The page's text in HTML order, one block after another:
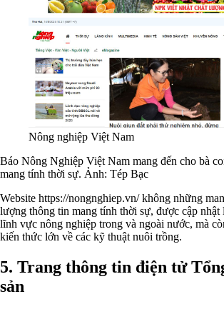
Nông nghiệp Việt Nam
Báo Nông Nghiệp Việt Nam mang đến cho bà
mang tính thời sự. Ảnh: Tép Bạc
Website https://nongnghiep.vn/ không những
lượng thông tin mang tính thời sự, được cập nhật
lĩnh vực nông nghiệp trong và ngoài nước, mà
kiến thức lớn về các kỹ thuật nuôi trồng.
5. Trang thông tin điện tử
sản